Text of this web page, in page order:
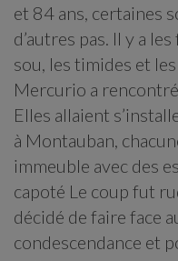
et 84 ans, certaines
d’autres pas. Il y a
sou, les timides et
Mercurio a rencontré
Elles allaient
à Montauban,
immeuble avec des
capoté Le coup fut
décidé de faire face
condescendance et